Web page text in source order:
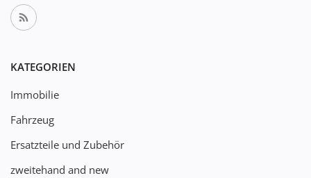
KATEGORIEN
Immobilie
Fahrzeug
Ersatzteile und Zubehör
zweitehand and new